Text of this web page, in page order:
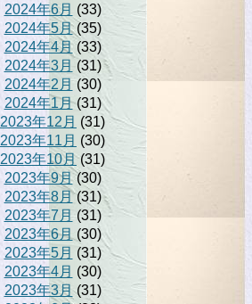
2024年6月 (33)
2024年5月(35)
2024年4月(33)
2024年3月 (31)
2024年2月(30)
2024年1月(31)
2023年12月 (31)
2023年11月 (30)
2023年10月(31)
2023年9月(30)
2023年8月(31)
2023年7月(31)
2023年6月 (30)
2023年5月 (31)
2023年4月 (30)
2023年3月 (31)